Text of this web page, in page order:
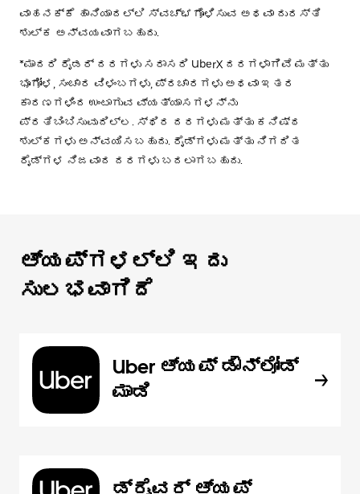
ವಾಹನಕ್ಕೆ ಹಾನಿಯಾದಲ್ಲಿ ಸ್ವಚ್ಛಗೊಳಿಸುವ ಅಥವಾ ದುರಸ್ತಿ
ಶುಲ್ಕ ಅನ್ವಯವಾಗಬಹುದು.
*ಮಾದರಿ ರೈಡರ್ ದರಗಳು ಸರಾಸರಿ UberX ದರಗಳಾಗಿವೆ ಮತ್ತು
ಭೂಗೋಳ, ಸಂಚಾರ ವಿಳಂಬಗಳು, ಪ್ರಚಾರಗಳು ಅಥವಾ ಇತರ
ಕಾರಣಗಳಿಂದ ಉಂಟಾಗುವ ವ್ಯತ್ಯಾಸಗಳನ್ನು
ಪ್ರತಿಬಿಂಬಿಸುವುದಿಲ್ಲ. ಸ್ಥಿರ ದರಗಳು ಮತ್ತು ಕನಿಷ್ಠ
ಶುಲ್ಕಗಳು ಅನ್ವಯಿಸಬಹುದು. ರೈಡ್‌ಗಳು ಮತ್ತು ನಿಗದಿತ
ರೈಡ್‌ಗಳ ನಿಜವಾದ ದರಗಳು ಬದಲಾಗಬಹುದು.
ಆ್ಯಪ್‌‌ಗಳಲ್ಲಿ ಇದು
ಸುಲಭವಾಗಿದೆ
Uber ಆ್ಯಪ್‍ ಡೌನ್‌ಲೋಡ್
ಮಾಡಿ
ಡ್ರೈವರ್ ಆ್ಯಪ್